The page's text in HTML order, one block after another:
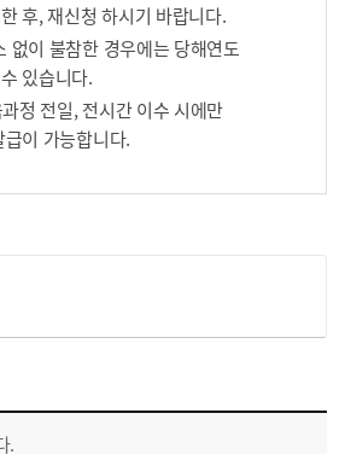
후, 재신청 하시기 바랍니다.
없이 불참한 경우에는 당해연도
있습니다.
정 전일, 전시간 이수 시에만
이 가능합니다.
.